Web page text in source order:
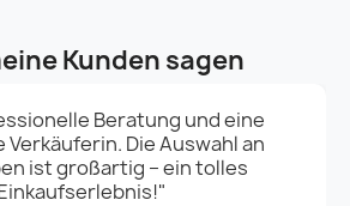
Kunden sagen
Beratung und eine
Die Auswahl an
ist großartig – ein tolles